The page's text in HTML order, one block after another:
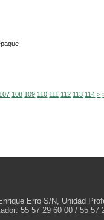
107 108 109 110 111 112 113 114 >
Erro S/N, Unidad
55 57 29 60 00 / 55 57